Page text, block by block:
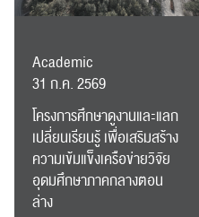
ค้นหา
สำหรับ:
Academic
31 ก.ค. 2569
โครงการศึกษาดูงานและแลก
เปลี่ยนเรียนรู้ เพื่อเสริมสร้าง
ความเข้มแข็งเครือข่ายวิจัย
อุดมศึกษาภาคกลางตอน
ล่าง